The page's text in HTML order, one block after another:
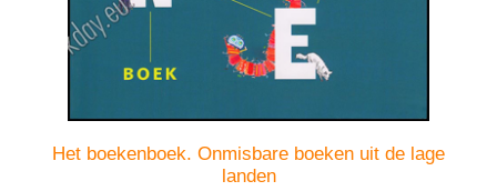
Het boekenboek. Onmisbare boeken uit de lage
landen